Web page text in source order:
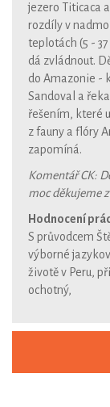
jezero Titicaca
rozdíly v
teplotách (5 -
dá zvládnout.
do Amazonie -
Sandoval a
řešením, které
z fauny a flóry
zapomíná.
Komentář CK:
moc děkujeme
Hodnocení
S průvodcem
výborné
životě v Peru,
ochotný,